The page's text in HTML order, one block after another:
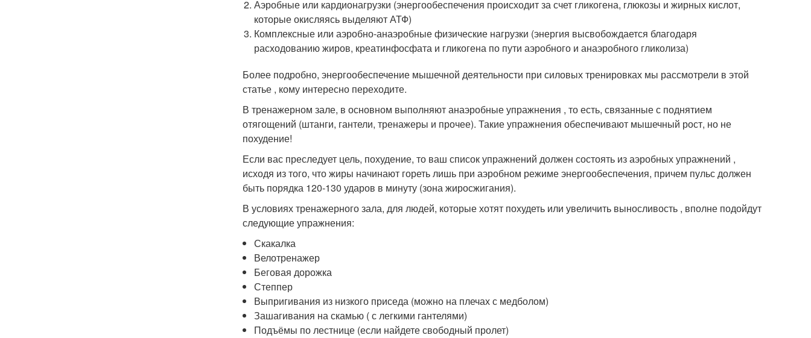
Аэробные или кардионагрузки (энергообеспечения происходит за счет гликогена, глюкозы и жирных кислот,
которые окисляясь выделяют АТФ)
Комплексные или аэробно-анаэробные физические нагрузки (энергия высвобождается благодаря
расходованию жиров, креатинфосфата и гликогена по пути аэробного и анаэробного гликолиза)
Более подробно, энергообеспечение мышечной деятельности при силовых тренировках мы рассмотрели в этой
статье , кому интересно переходите.
В тренажерном зале, в основном выполняют анаэробные упражнения , то есть, связанные с поднятием
отягощений (штанги, гантели, тренажеры и прочее). Такие упражнения обеспечивают мышечный рост, но не
похудение!
Если вас преследует цель, похудение, то ваш список упражнений должен состоять из аэробных упражнений ,
исходя из того, что жиры начинают гореть лишь при аэробном режиме энергообеспечения, причем пульс должен
быть порядка 120-130 ударов в минуту (зона жиросжигания).
В условиях тренажерного зала, для людей, которые хотят похудеть или увеличить выносливость , вполне подойдут
следующие упражнения:
Скакалка
Велотренажер
Беговая дорожка
Степпер
Выпригивания из низкого приседа (можно на плечах с медболом)
Зашагивания на скамью ( с легкими гантелями)
Подъёмы по лестнице (если найдете свободный пролет)